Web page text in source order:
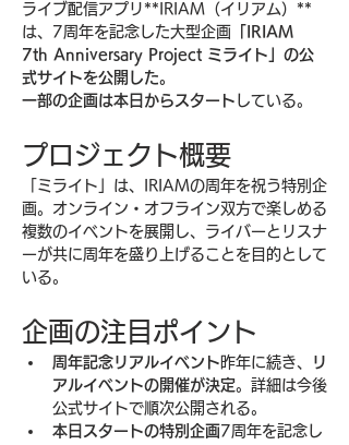
ライブ配信アプリ**IRIAM（イリアム）**
は、7周年を記念した大型企画 「IRIAM
7th Anniversary Project ミライト」の公
式サイトを公開した。
一部の企画は本日からスタート している。
プロジェクト概要
「ミライト」は、IRIAMの周年を祝う特別企
画。オンライン・オフライン双方で楽しめる
複数のイベントを展開し、ライバーとリスナ
ーが共に周年を盛り上げることを目的として
いる。
企画の注目ポイント
周年記念リアルイベント 昨年に続き、
リ
アルイベントの開催が決定。詳細は今後
公式サイトで順次公開される。
本日スタートの特別企画7周年を記念し